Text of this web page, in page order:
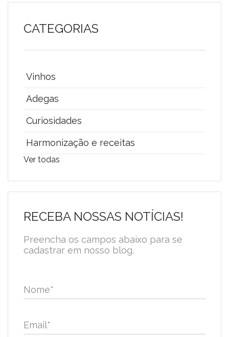
CATEGORIAS
Vinhos
Adegas
Curiosidades
Harmonização e receitas
Ver todas
RECEBA NOSSAS NOTÍCIAS!
Preencha os campos abaixo para se
cadastrar em nosso blog.
Nome*
Email*